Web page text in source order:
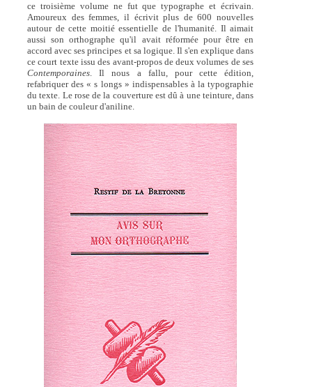
ce troisième volume ne fut que typographe et écrivain.
Amoureux des femmes, il écrivit plus de 600 nouvelles
autour de cette moitié essentielle de l'humanité. Il aimait
aussi son orthographe qu'il avait réformée pour être en
accord avec ses principes et sa logique. Il s'en explique dans
ce court texte issu des avant-propos de deux volumes de ses
Contemporaines . Il nous a fallu, pour cette édition,
refabriquer des « s longs » indispensables à la typographie
du texte. Le rose de la couverture est dû à une teinture, dans
un bain de couleur d'aniline.